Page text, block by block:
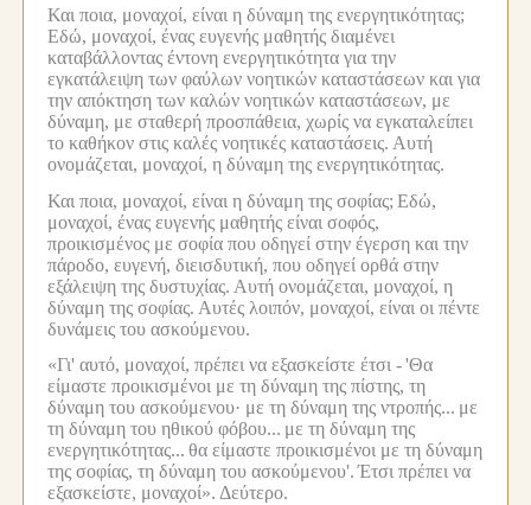
Και ποια, μοναχοί, είναι η δύναμη της ενεργητικότητας;
Εδώ, μοναχοί, ένας ευγενής μαθητής διαμένει
καταβάλλοντας έντονη ενεργητικότητα για την
εγκατάλειψη των φαύλων νοητικών καταστάσεων και για
την απόκτηση των καλών νοητικών καταστάσεων, με
δύναμη, με σταθερή προσπάθεια, χωρίς να εγκαταλείπει
το καθήκον στις καλές νοητικές καταστάσεις. Αυτή
ονομάζεται, μοναχοί, η δύναμη της ενεργητικότητας.
Και ποια, μοναχοί, είναι η δύναμη της σοφίας; Εδώ,
μοναχοί, ένας ευγενής μαθητής είναι σοφός,
προικισμένος με σοφία που οδηγεί στην έγερση και την
πάροδο, ευγενή, διεισδυτική, που οδηγεί ορθά στην
εξάλειψη της δυστυχίας. Αυτή ονομάζεται, μοναχοί, η
δύναμη της σοφίας. Αυτές λοιπόν, μοναχοί, είναι οι πέντε
δυνάμεις του ασκούμενου.
«Γι' αυτό, μοναχοί, πρέπει να εξασκείστε έτσι -'Θα
είμαστε προικισμένοι με τη δύναμη της πίστης, τη
δύναμη του ασκούμενου· με τη δύναμη της ντροπής... με
τη δύναμη του ηθικού φόβου... με τη δύναμη της
ενεργητικότητας... θα είμαστε προικισμένοι με τη δύναμη
της σοφίας, τη δύναμη του ασκούμενου'. Έτσι πρέπει να
εξασκείστε, μοναχοί». Δεύτερο.